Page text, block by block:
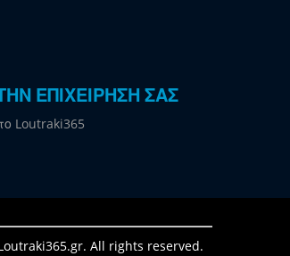
ΕΠΙΧΕΙΡΗΣΗ ΣΑΣ
Loutraki365
All rights reserved.